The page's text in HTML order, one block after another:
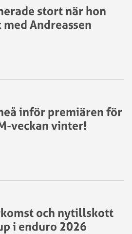
stort när hon
med Andreassen
inför premiären för
veckan vinter!
och nytillskott
i enduro 2026